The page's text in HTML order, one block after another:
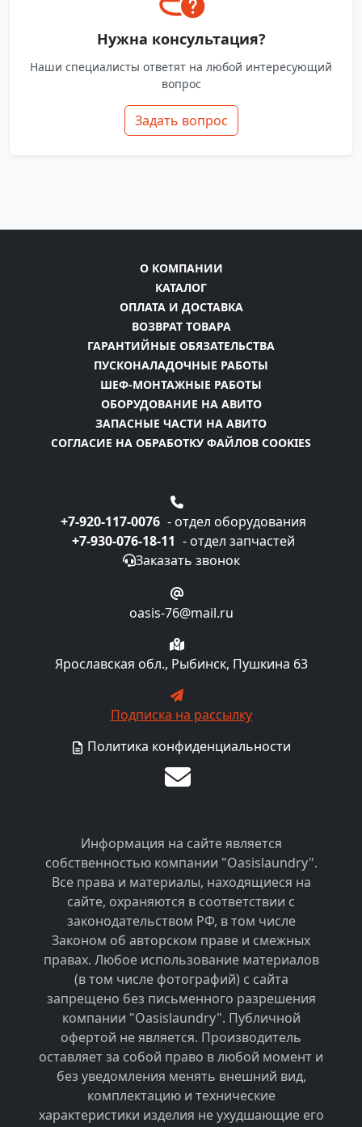
Нужна консультация?
Наши специалисты ответят на любой интересующий
вопрос
Задать вопрос
О КОМПАНИИ
КАТАЛОГ
ОПЛАТА И ДОСТАВКА
ВОЗВРАТ ТОВАРА
ГАРАНТИЙНЫЕ ОБЯЗАТЕЛЬСТВА
ПУСКОНАЛАДОЧНЫЕ РАБОТЫ
ШЕФ-МОНТАЖНЫЕ РАБОТЫ
ОБОРУДОВАНИЕ НА АВИТО
ЗАПАСНЫЕ ЧАСТИ НА АВИТО
СОГЛАСИЕ НА ОБРАБОТКУ ФАЙЛОВ COOKIES
+7-920-117-0076 - отдел оборудования
+7-930-076-18-11 - отдел запчастей
Заказать звонок
oasis-76@mail.ru
Ярославская обл., Рыбинск, Пушкина 63
Подписка на рассылку
Политика конфиденциальности
Информация на сайте является
собственностью компании "Oasislaundry".
Все права и материалы, находящиеся на
сайте, охраняются в соответствии с
законодательством РФ, в том числе
Законом об авторском праве и смежных
правах. Любое использование материалов
(в том числе фотографий) с сайта
запрещено без письменного разрешения
компании "Oasislaundry". Публичной
офертой не является. Производитель
оставляет за собой право в любой момент и
без уведомления менять внешний вид,
комплектацию и технические
характеристики изделия не ухудшающие его